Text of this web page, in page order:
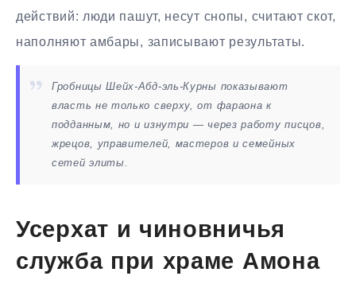
действий: люди пашут, несут снопы, считают скот,
наполняют амбары, записывают результаты.
Гробницы Шейх-Абд-эль-Курны показывают
власть не только сверху, от фараона к
подданным, но и изнутри — через работу писцов,
жрецов, управителей, мастеров и семейных
сетей элиты.
Усерхат и чиновничья
служба при храме Амона